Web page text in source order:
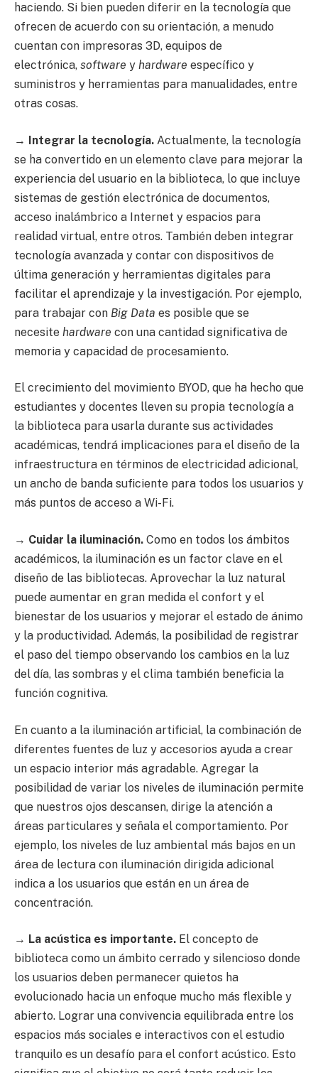
haciendo. Si bien pueden diferir en la tecnología que
ofrecen de acuerdo con su orientación, a menudo
cuentan con impresoras 3D, equipos de
electrónica, software y hardware específico y
suministros y herramientas para manualidades, entre
otras cosas.
→ Integrar la tecnología. Actualmente, la tecnología
se ha convertido en un elemento clave para mejorar la
experiencia del usuario en la biblioteca, lo que incluye
sistemas de gestión electrónica de documentos,
acceso inalámbrico a Internet y espacios para
realidad virtual, entre otros. También deben integrar
tecnología avanzada y contar con dispositivos de
última generación y herramientas digitales para
facilitar el aprendizaje y la investigación. Por ejemplo,
para trabajar con Big Data es posible que se
necesite hardware con una cantidad significativa de
memoria y capacidad de procesamiento.
El crecimiento del movimiento BYOD, que ha hecho que
estudiantes y docentes lleven su propia tecnología a
la biblioteca para usarla durante sus actividades
académicas, tendrá implicaciones para el diseño de la
infraestructura en términos de electricidad adicional,
un ancho de banda suficiente para todos los usuarios y
más puntos de acceso a Wi-Fi.
→ Cuidar la iluminación. Como en todos los ámbitos
académicos, la iluminación es un factor clave en el
diseño de las bibliotecas. Aprovechar la luz natural
puede aumentar en gran medida el confort y el
bienestar de los usuarios y mejorar el estado de ánimo
y la productividad. Además, la posibilidad de registrar
el paso del tiempo observando los cambios en la luz
del día, las sombras y el clima también beneficia la
función cognitiva.
En cuanto a la iluminación artificial, la combinación de
diferentes fuentes de luz y accesorios ayuda a crear
un espacio interior más agradable. Agregar la
posibilidad de variar los niveles de iluminación permite
que nuestros ojos descansen, dirige la atención a
áreas particulares y señala el comportamiento. Por
ejemplo, los niveles de luz ambiental más bajos en un
área de lectura con iluminación dirigida adicional
indica a los usuarios que están en un área de
concentración.
→ La acústica es importante. El concepto de
biblioteca como un ámbito cerrado y silencioso donde
los usuarios deben permanecer quietos ha
evolucionado hacia un enfoque mucho más flexible y
abierto. Lograr una convivencia equilibrada entre los
espacios más sociales e interactivos con el estudio
tranquilo es un desafío para el confort acústico. Esto